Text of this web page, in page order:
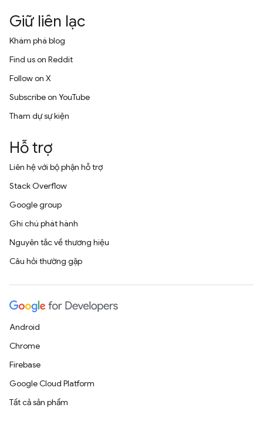
Giữ liên lạc
Khám phá blog
Find us on Reddit
Follow on X
Subscribe on YouTube
Tham dự sự kiện
Hỗ trợ
Liên hệ với bộ phận hỗ trợ
Stack Overflow
Google group
Ghi chú phát hành
Nguyên tắc về thương hiệu
Câu hỏi thường gặp
Android
Chrome
Firebase
Google Cloud Platform
Tất cả sản phẩm